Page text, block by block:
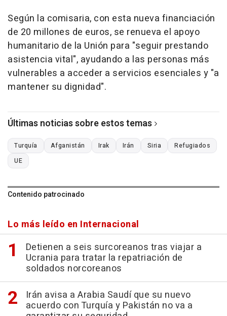
Según la comisaria, con esta nueva financiación
de 20 millones de euros, se renueva el apoyo
humanitario de la Unión para "seguir prestando
asistencia vital", ayudando a las personas más
vulnerables a acceder a servicios esenciales y "a
mantener su dignidad".
Últimas noticias sobre estos temas
Turquía Afganistán Irak Irán Siria
Refugiados
UE
Contenido patrocinado
Lo más leído en Internacional
Detienen a seis surcoreanos tras viajar a
Ucrania para tratar la repatriación de
soldados norcoreanos
Irán avisa a Arabia Saudí que su nuevo
acuerdo con Turquía y Pakistán no va a